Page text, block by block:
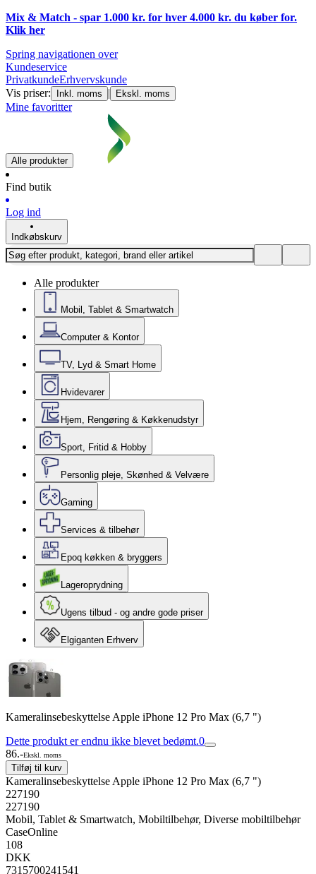
Mix & Match - spar 1.000 kr. for hver 4.000 kr. du køber for.
Klik her
Spring navigationen over
Kundeservice
PrivatkundeErhvervskunde
Vis priser:
Inkl. moms | Ekskl. moms
Mine favoritter
Alle produkter
Find butik
Log ind
Indkøbskurv
Alle produkter
Mobil, Tablet & Smartwatch
Computer & Kontor
TV, Lyd & Smart Home
Hvidevarer
Hjem, Rengøring & Køkkenudstyr
Sport, Fritid & Hobby
Personlig pleje, Skønhed & Velvære
Gaming
Services & tilbehør
Epoq køkken & bryggers
Lageroprydning
Ugens tilbud - og andre gode priser
Elgiganten Erhverv
Kameralinsebeskyttelse Apple iPhone 12 Pro Max (6,7 ")
Dette produkt er endnu ikke blevet bedømt.0
86.-Ekskl. moms
Tilføj til kurv
Kameralinsebeskyttelse Apple iPhone 12 Pro Max (6,7 ")
227190
227190
Mobil, Tablet & Smartwatch, Mobiltilbehør, Diverse mobiltilbehør
CaseOnline
108
DKK
7315700241541